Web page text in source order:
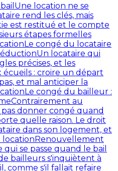
Une location ne se
rend les clés, mais
est restitué et le compte
étapes formelles
Le congé du locataire
Un locataire qui
précises, et les
: croire un départ
et mal anticiper la
Le congé du bailleur :
Contrairement au
donner congé quand
quelle raison. Le droit
dans son logement, et
locationRenouvellement
se passe quand le bail
bailleurs s'inquiètent à
comme s'il fallait refaire